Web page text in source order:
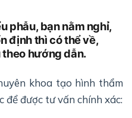
phẫu, bạn nằm nghỉ,
định thì có thể về,
theo hướng dẫn.
khoa tạo hình thẩm
để được tư vấn chính xác: